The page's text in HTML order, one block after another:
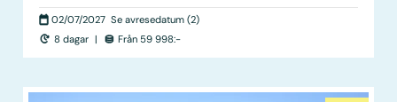
02/07/2027 Se avresedatum (2)
8 dagar | Från 59 998:-